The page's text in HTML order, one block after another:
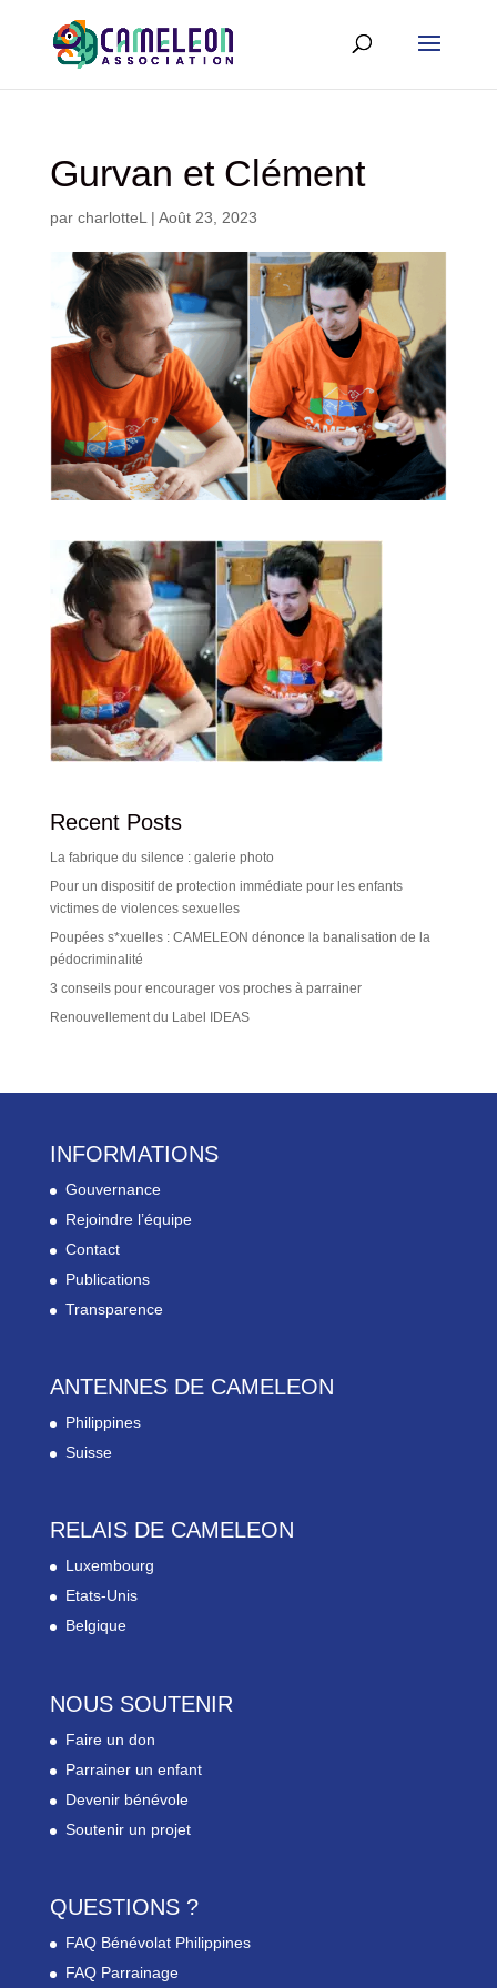
Gurvan et Clément
par charlotteL | Août 23, 2023
Recent Posts
La fabrique du silence : galerie photo
Pour un dispositif de protection immédiate pour les enfants
victimes de violences sexuelles
Poupées s*xuelles : CAMELEON dénonce la banalisation de la
pédocriminalité
3 conseils pour encourager vos proches à parrainer
Renouvellement du Label IDEAS
INFORMATIONS
Gouvernance
Rejoindre l’équipe
Contact
Publications
Transparence
ANTENNES DE CAMELEON
Philippines
Suisse
RELAIS DE CAMELEON
Luxembourg
Etats-Unis
Belgique
NOUS SOUTENIR
Faire un don
Parrainer un enfant
Devenir bénévole
Soutenir un projet
QUESTIONS ?
FAQ Bénévolat Philippines
FAQ Parrainage